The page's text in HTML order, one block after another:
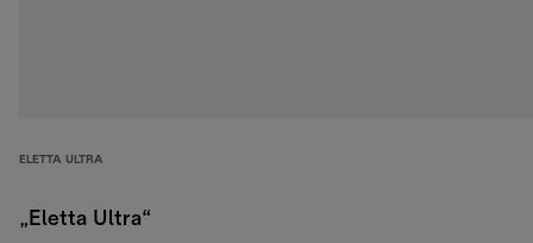
ELETTA ULTRA
„Eletta Ultra“